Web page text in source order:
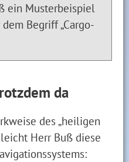
ein Musterbeispiel
Begriff „Cargo-
da
des „heiligen
Herr Buß diese